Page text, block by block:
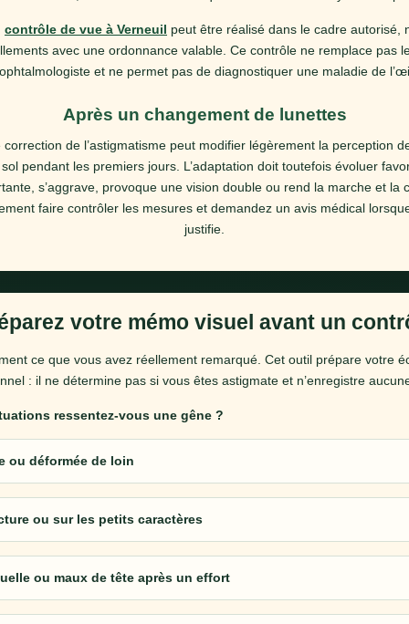
contrôle de vue à Verneuil peut être réalisé dans le cadre autorisé,
avec une ordonnance valable. Ce contrôle ne remplace pas
et ne permet pas de diagnostiquer une maladie de
Après un changement de lunettes
correction de l’astigmatisme peut modifier légèrement la perception
pendant les premiers jours. L’adaptation doit toutefois évoluer
s’aggrave, provoque une vision double ou rend la marche et la
faire contrôler les mesures et demandez un avis médical
justifie.
votre mémo visuel avant un
ce que vous avez réellement remarqué. Cet outil prépare votre
: il ne détermine pas si vous êtes astigmate et n’enregistre
ressentez-vous une gêne ?
ou déformée de loin
ou sur les petits caractères
ou maux de tête après un effort